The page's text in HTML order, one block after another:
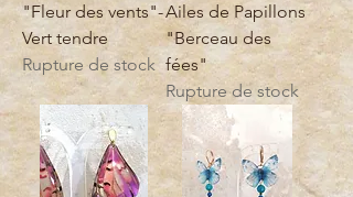
"Fleur des vents"-
Vert tendre
Rupture de stock
Ailes de Papillons
"Berceau des
fées"
Rupture de stock